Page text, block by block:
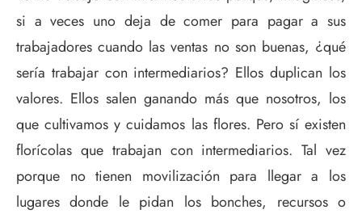
si a veces uno deja de comer para pagar a sus
trabajadores cuando las ventas no son buenas, ¿qué
sería trabajar con intermediarios? Ellos duplican los
valores. Ellos salen ganando más que nosotros, los
que cultivamos y cuidamos las flores. Pero sí existen
florícolas que trabajan con intermediarios. Tal vez
porque no tienen movilización para llegar a los
lugares donde le pidan los bonches, recursos o